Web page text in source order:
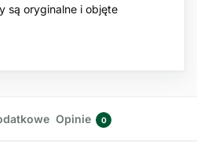
są oryginalne i objęte
Opinie 0